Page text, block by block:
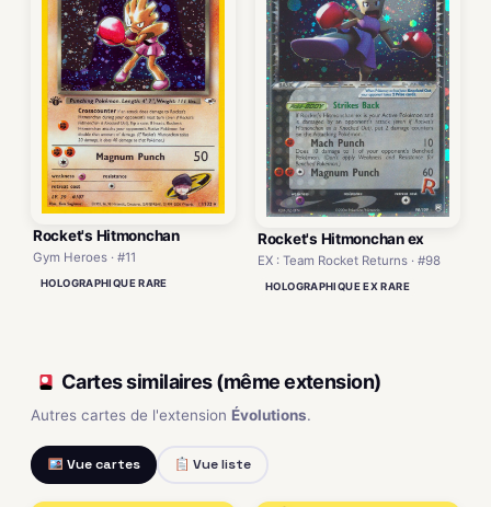
Rocket's Hitmonchan
Gym Heroes · #11
HOLOGRAPHIQUE RARE
Rocket's Hitmonchan ex
EX : Team Rocket Returns · #98
HOLOGRAPHIQUE EX RARE
Cartes similaires (même extension)
Autres cartes de l'extension Évolutions.
Vue cartes Vue liste